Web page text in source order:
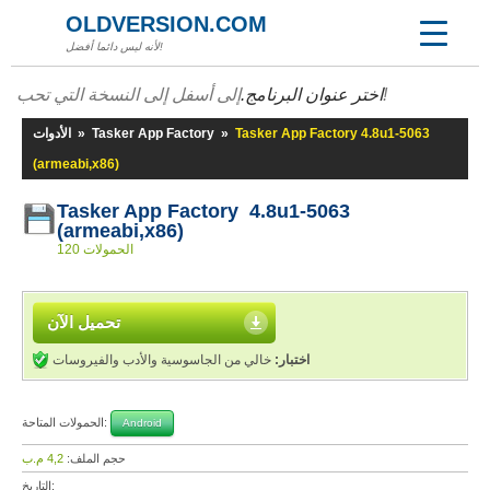
OLDVERSION.COM
لأنه ليس دائما أفضل!
اختر عنوان البرنامج.إلى أسفل إلى النسخة التي تحب!
الأدوات » Tasker App Factory » Tasker App Factory 4.8u1-5063
(armeabi,x86)
Tasker App Factory 4.8u1-5063
(armeabi,x86)
120 الحمولات
تحميل الآن
اختبار: خالي من الجاسوسية والأدب والفيروسات
الحمولات المتاحة: Android
حجم الملف: 4,2 م.ب
التاريخ: